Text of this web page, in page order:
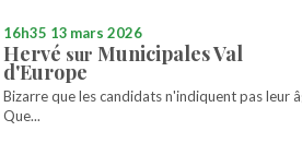
16h35 13 mars 2026
Hervé sur Municipales Val
d'Europe
Bizarre que les candidats n'indiquent pas leur
Que...